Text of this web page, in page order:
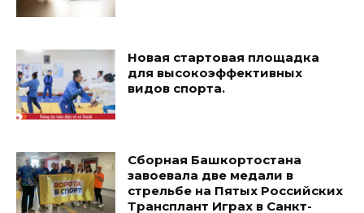
Новая стартовая площадка
для высокоэффективных
видов спорта.
Сборная Башкортостана
завоевала две медали в
стрельбе на Пятых Российских
Трансплант Играх в Санкт-